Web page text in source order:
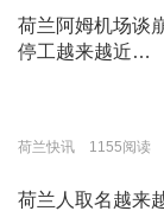
荷兰阿姆机场谈
停工越来越近…
荷兰快讯 1155阅读
荷兰人取名越来